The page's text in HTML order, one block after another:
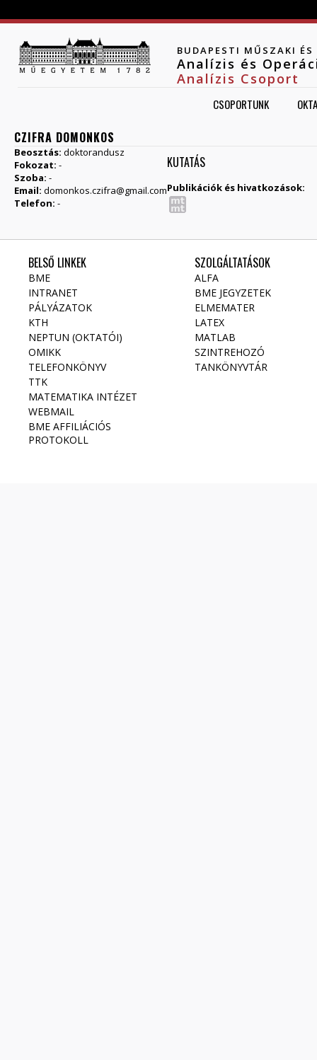
BUDAPESTI MŰSZAKI
Analízis és
Analízis Csoport
CSOPORTUNK
CZIFRA DOMONKOS
Beosztás: doktorandusz
Fokozat: -
Szoba: -
Email: domonkos.czifra@gmail.com
Telefon: -
KUTATÁS
Publikációk és hivatkozások:
BELSŐ LINKEK
BME
INTRANET
PÁLYÁZATOK
KTH
NEPTUN (OKTATÓI)
OMIKK
TELEFONKÖNYV
TTK
MATEMATIKA INTÉZET
WEBMAIL
BME AFFILIÁCIÓS
PROTOKOLL
SZOLGÁLTATÁSOK
ALFA
BME JEGYZETEK
ELMEMATER
LATEX
MATLAB
SZINTREHOZÓ
TANKÖNYVTÁR